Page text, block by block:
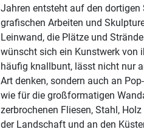
Jahren entsteht auf den
grafischen Arbeiten und
Leinwand, die Plätze und
wünscht sich ein Kunstwerk von
häufig knallbunt, lässt nicht nur
Art denken, sondern auch an
wie für die großformatigen
zerbrochenen Fliesen, Stahl,
der Landschaft und an den